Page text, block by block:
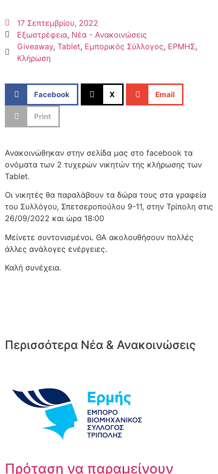
17 Σεπτεμβρίου, 2022
Εξωστρέφεια, Νέα - Ανακοινώσεις
Giveaway, Tablet, Εμπορικός Σύλλογος, ΕΡΜΗΣ,
Κλήρωση
Facebook X Email
Print
Ανακοινώθηκαν στην σελίδα μας στο facebook τα
ονόματα των 2 τυχερών νικητών της κλήρωσης των
Tablet.
Οι νικητές θα παραλάβουν τα δώρα τους στα γραφεία
του Συλλόγου, Σπετσεροπούλου 9-11, στην Τρίπολη στις
26/09/2022 και ώρα 18:00
Μείνετε συντονισμένοι. ΘΑ ακολουθήσουν πολλές
άλλες ανάλογες ενέργειες.
Καλή συνέχεια.
Περισσότερα Νέα & Ανακοινώσεις
Πρόταση να παραμείνουν